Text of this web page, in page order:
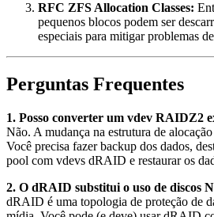
RFC ZFS Allocation Classes:
pequenos blocos podem ser
especiais para mitigar problemas
Perguntas Frequentes
1. Posso converter um vdev RAIDZ2
Não. A mudança na estrutura de
Você precisa fazer backup dos dados,
pool com vdevs dRAID e restaurar os
2. O dRAID substitui o uso de discos
dRAID é uma topologia de proteção de